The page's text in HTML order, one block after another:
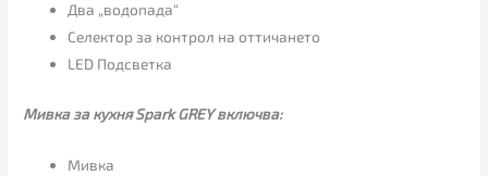
Два „водопада“
Селектор за контрол на оттичането
LED Подсветка
Мивка за кухня Spark GREY включва:
Мивка